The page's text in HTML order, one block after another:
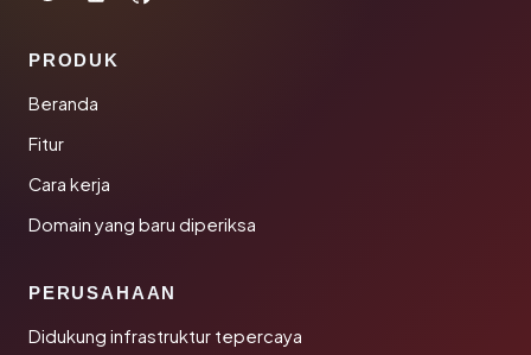
PRODUK
Beranda
Fitur
Cara kerja
Domain yang baru diperiksa
PERUSAHAAN
Didukung infrastruktur tepercaya